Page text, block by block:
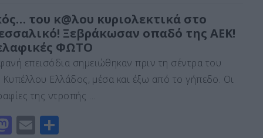
st
o
d
o
n
ai
l
ρ
α
σ
τε
ίτ
του κ@λου κυριολεκτικά στο
Ξεβράκωσαν οπαδό της ΑΕΚ!
ΦΩΤΟ
επεισόδια σημειώθηκαν πριν τη σέντρα του
Κυπέλλου Ελλάδος, μέσα και έξω από το γήπεδο. Οι
της ντροπής …
M E